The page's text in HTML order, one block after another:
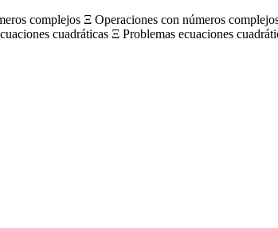
complejos Ξ Operaciones con números
cuadráticas Ξ Problemas ecuaciones